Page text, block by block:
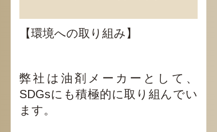
【環境への取り組み】
弊社は油剤メーカーとして、
SDGsにも積極的に取り組んでい
ます。